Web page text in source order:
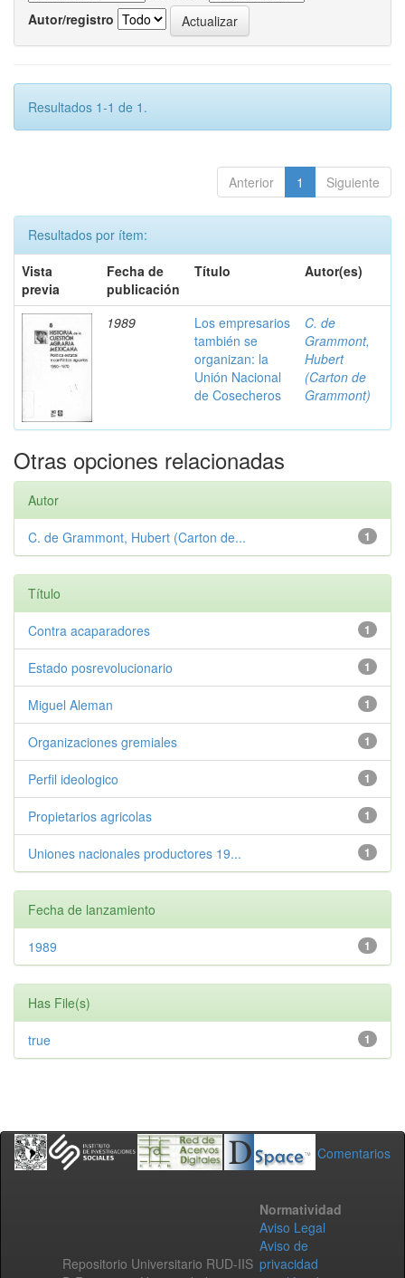
Autor/registro
Resultados 1-1 de 1.
Anterior 1 Siguiente
Resultados por ítem:
Vista
previa
Fecha de
publicación
Título Autor(es)
1989
Los empresarios
también se
organizan: la
Unión Nacional
de Cosecheros
C. de
Grammont,
Hubert
(Carton de
Grammont)
Otras opciones relacionadas
Autor
1
C. de Grammont, Hubert (Carton de...
Título
1
Contra acaparadores
1
Estado posrevolucionario
1
Miguel Aleman
1
Organizaciones gremiales
1
Perfil ideologico
1
Propietarios agricolas
1
Uniones nacionales productores 19...
Fecha de lanzamiento
1
1989
Has File(s)
1
true
Comentarios
Repositorio Universitario RUD-IIS
Normatividad
Aviso Legal
Aviso de
privacidad